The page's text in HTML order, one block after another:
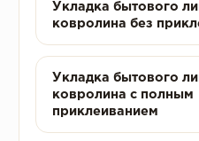
Укладка бытового
ковролина без
Укладка бытового
ковролина с полным
приклеиванием